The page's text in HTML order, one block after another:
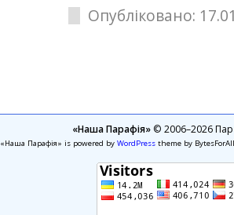
Опубліковано:
«Наша Парафія»© 2006–2026
«Наша Парафія» is powered by WordPresstheme by